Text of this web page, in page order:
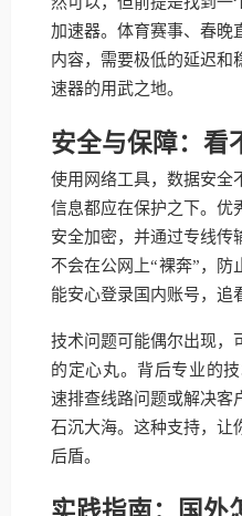
加速器。体育赛事、春晚
内容，需要极低的延迟和
速器的用武之地。
安全与保障：看
使用网络工具，数据安全
信息都应在保护之下。优
安全加密，并通过专线传
不会在公网上“裸奔”，防
能安心登录国内账号，追
技术问题可能偶尔出现，
的定心丸。背后专业的
速排查线路问题或解决客
石沉大海。这种支持，让
后盾。
实践指南：国外